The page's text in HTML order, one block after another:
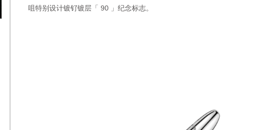
咀特别设计镀钌镀层「 90 」纪念标志。